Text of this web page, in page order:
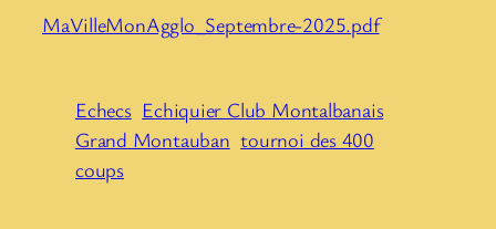
MaVilleMonAgglo_Septembre-2025.pdf
Echecs Echiquier Club Montalbanais
Grand Montauban tournoi des 400
coups